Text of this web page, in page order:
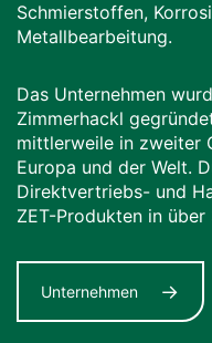
Schmierstoffen,
Metallbearbeitung.
Das Unternehmen
Zimmerhackl
mittlerweile in zweiter
Europa und der Welt.
Direktvertriebs- und
ZET-Produkten in
Unternehmen